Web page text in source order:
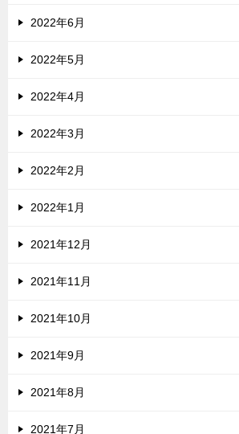
2022年6月
2022年5月
2022年4月
2022年3月
2022年2月
2022年1月
2021年12月
2021年11月
2021年10月
2021年9月
2021年8月
2021年7月